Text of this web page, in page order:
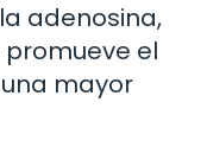
adenosina,
el
mayor